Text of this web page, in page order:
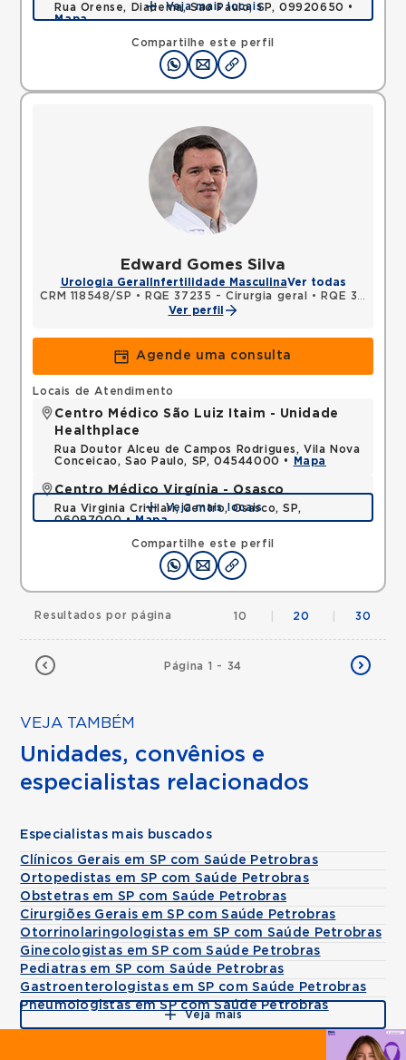
Compartilhe este perfil
Rua Orense, Diadema, Sao Paulo, SP, 09920650 •
Mapa
Veja mais locais
Edward Gomes Silva
Urologia Geral Infertilidade MasculinaVer todas
CRM 118548/SP • RQE 37235 - Cirurgia geral •
RQE 37236 - Urologia
Ver perfil
Agende uma consulta
Compartilhe este perfil
Locais de Atendimento
Centro Médico São Luiz Itaim - Unidade
Healthplace
Rua Doutor Alceu de Campos Rodrigues, Vila Nova
Conceicao, Sao Paulo, SP, 04544000 •
Mapa
Centro Médico Virgínia - Osasco
Rua Virginia Crivilari, Centro, Osasco, SP,
06097000 •Mapa
Veja mais locais
Página 1 - 34
Resultados por página 10 20 30
VEJA TAMBÉM
Unidades, convênios e
especialistas relacionados
Especialistas mais buscados
Clínicos Gerais em SP com Saúde Petrobras
Ortopedistas em SP com Saúde Petrobras
Obstetras em SP com Saúde Petrobras
Cirurgiões Gerais em SP com Saúde Petrobras
Otorrinolaringologistas em SP com Saúde Petrobras
Ginecologistas em SP com Saúde Petrobras
Pediatras em SP com Saúde Petrobras
Gastroenterologistas em SP com Saúde Petrobras
Pneumologistas em SP com Saúde Petrobras
Veja mais
Agende